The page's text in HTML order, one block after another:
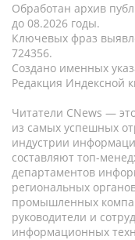
Обработан архив
до 08.2026 годы.
Ключевых фраз
724356.
Создано именных
Редакция Индексной
Читатели CNews —
из самых успешных
индустрии
составляют топ-
департаментов
региональных
промышленных
руководители и
информационных